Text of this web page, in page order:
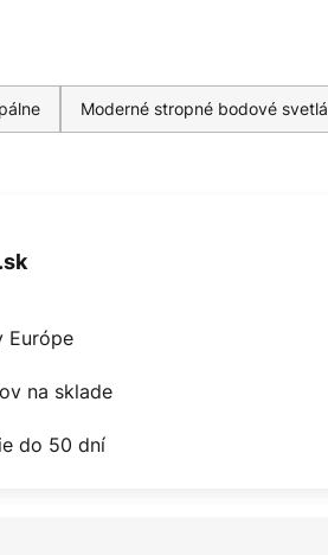
Moderné stropné bodové svetlá
Európe
na sklade
do 50 dní